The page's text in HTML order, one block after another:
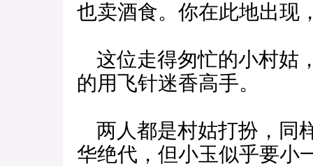
也卖酒食。你在此地出现
这位走得匆忙的小村姑
的用飞针迷香高手。
两人都是村姑打扮，同
华绝代，但小玉似乎要小